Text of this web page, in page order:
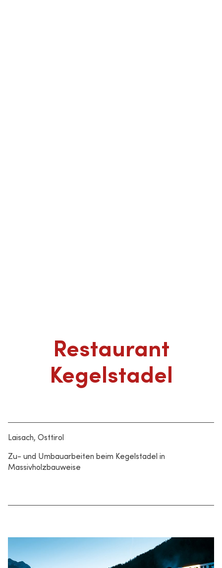
Restaurant
Kegelstadel
Laisach, Osttirol
Zu- und Umbauarbeiten beim Kegelstadel in
Massivholzbauweise